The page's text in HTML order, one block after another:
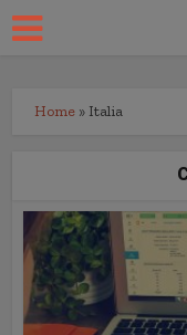
Home » Italia